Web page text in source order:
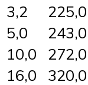
3,2
225,0
5,0
243,0
10,0
272,0
16,0
320,0